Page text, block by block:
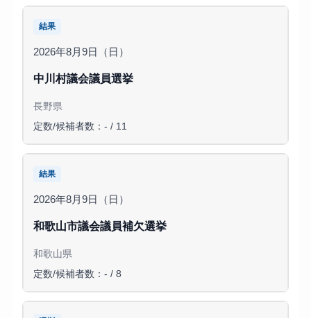
結果
2026年8月9日（日）
中川村議会議員選挙
長野県
定数/候補者数：- / 11
結果
2026年8月9日（日）
和歌山市議会議員補欠選挙
和歌山県
定数/候補者数：- / 8